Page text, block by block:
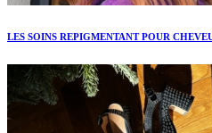
LES SOINS REPIGMENTANT POUR